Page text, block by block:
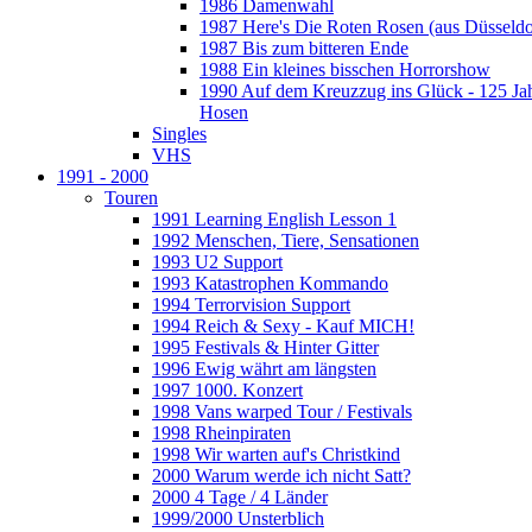
1986 Damenwahl
1987 Here's Die Roten Rosen (aus
1987 Bis zum bitteren Ende
1988 Ein kleines bisschen Horrorshow
1990 Auf dem Kreuzzug ins Glück - 125
Hosen
Singles
VHS
1991 - 2000
Touren
1991 Learning English Lesson 1
1992 Menschen, Tiere, Sensationen
1993 U2 Support
1993 Katastrophen Kommando
1994 Terrorvision Support
1994 Reich & Sexy - Kauf MICH!
1995 Festivals & Hinter Gitter
1996 Ewig währt am längsten
1997 1000. Konzert
1998 Vans warped Tour / Festivals
1998 Rheinpiraten
1998 Wir warten auf's Christkind
2000 Warum werde ich nicht Satt?
2000 4 Tage / 4 Länder
1999/2000 Unsterblich